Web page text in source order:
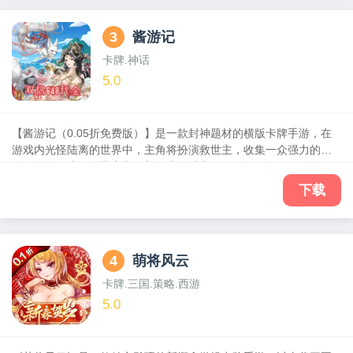
3 酱游记
卡牌.神话
5.0
【酱游记（0.05折免费版）】是一款封神题材的横版卡牌手游，在
游戏内光怪陆离的世界中，主角将扮演救世主，收集一众强力的伙
领取648代金券，每日在线时长又可领取648代金券。疯狂招募，金
下载
4 萌将风云
卡牌.三国.策略.西游
5.0